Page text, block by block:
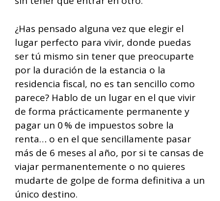
¿Has pensado alguna vez que elegir el
lugar perfecto para vivir, donde puedas
ser tú mismo sin tener que preocuparte
por la duración de la estancia o la
residencia fiscal, no es tan sencillo como
parece? Hablo de un lugar en el que vivir
de forma prácticamente permanente y
pagar un 0 % de impuestos sobre la
renta… o en el que sencillamente pasar
más de 6 meses al año, por si te cansas de
viajar permanentemente o no quieres
mudarte de golpe de forma definitiva a un
único destino.